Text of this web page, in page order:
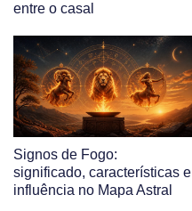
entre o casal
Signos de Fogo:
significado, características e
influência no Mapa Astral